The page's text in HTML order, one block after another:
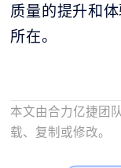
质量的提升和
所在。
本文由合力亿捷团
载、复制或修改。